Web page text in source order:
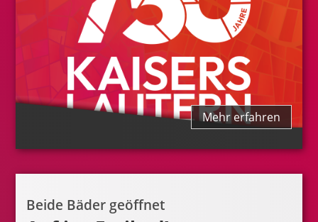
Mehr erfahren
Beide Bäder geöffnet